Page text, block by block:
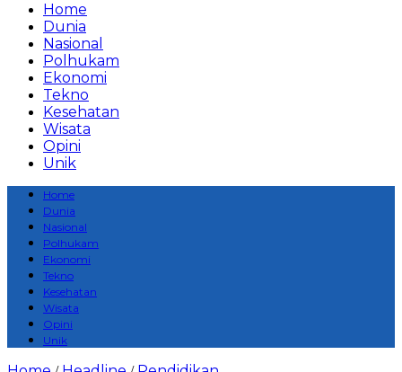
Home
Dunia
Nasional
Polhukam
Ekonomi
Tekno
Kesehatan
Wisata
Opini
Unik
Home
Dunia
Nasional
Polhukam
Ekonomi
Tekno
Kesehatan
Wisata
Opini
Unik